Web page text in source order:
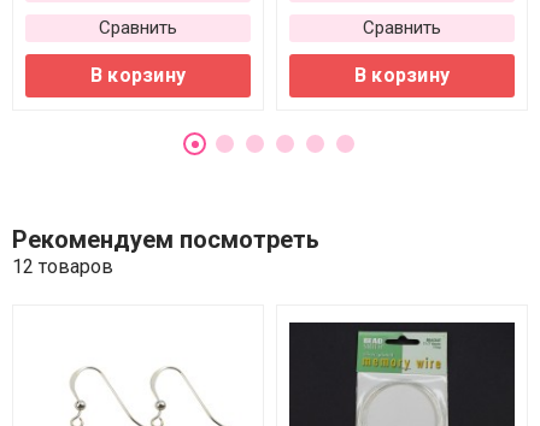
Сравнить
В корзину
Сравнить
В корзину
Рекомендуем посмотреть
12 товаров